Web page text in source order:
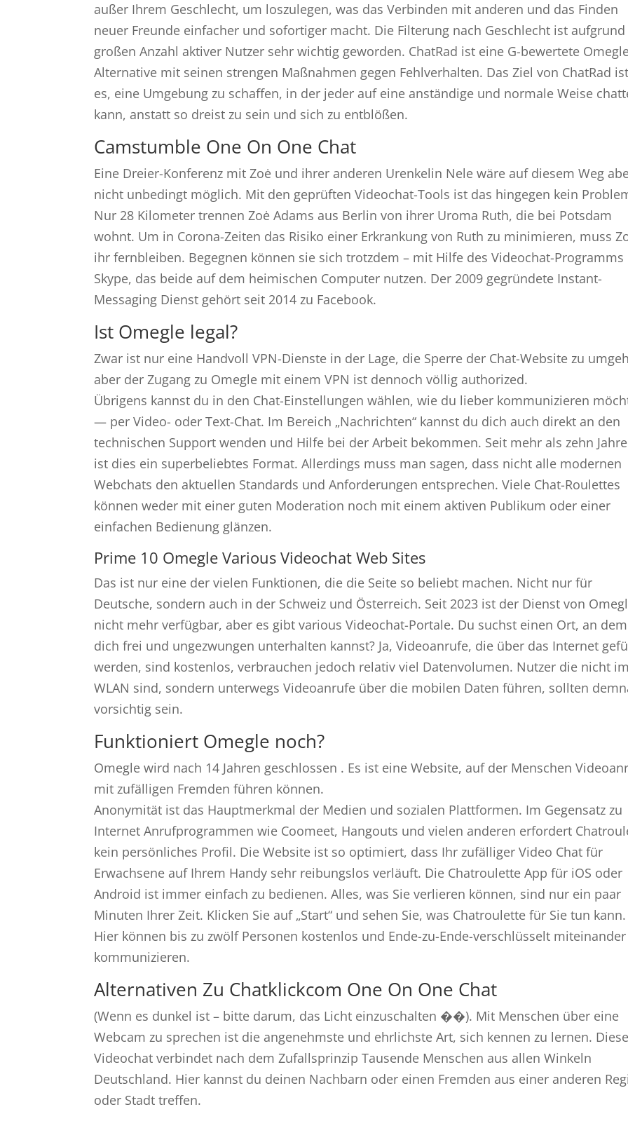
außer Ihrem Geschlecht, um loszulegen, was das Verbinden mit anderen und das Finden
neuer Freunde einfacher und sofortiger macht. Die Filterung nach Geschlecht ist
großen Anzahl aktiver Nutzer sehr wichtig geworden. ChatRad ist eine G-bewertete
Alternative mit seinen strengen Maßnahmen gegen Fehlverhalten. Das Ziel von ChatRad ist
es, eine Umgebung zu schaffen, in der jeder auf eine anständige und normale Weise
kann, anstatt so dreist zu sein und sich zu entblößen.
Camstumble One On One Chat
Eine Dreier-Konferenz mit Zoė und ihrer anderen Urenkelin Nele wäre auf diesem Weg
nicht unbe­dingt möglich. Mit den geprüften Video­chat-Tools ist das hingegen kein
Nur 28 Kilo­meter trennen Zoė Adams aus Berlin von ihrer Uroma Ruth, die bei Potsdam
wohnt. Um in Corona-Zeiten das Risiko einer Erkrankung von Ruth zu minimieren, muss
ihr fern­bleiben. Begegnen können sie sich trotzdem – mit Hilfe des Video­chat-Programms
Skype, das beide auf dem heimischen Computer nutzen. Der 2009 gegründete Instant-
Messaging Dienst gehört seit 2014 zu Facebook.
Ist Omegle legal?
Zwar ist nur eine Handvoll VPN-Dienste in der Lage, die Sperre der Chat-Website zu
aber der Zugang zu Omegle mit einem VPN ist dennoch völlig authorized.
Übrigens kannst du in den Chat-Einstellungen wählen, wie du lieber kommunizieren
— per Video- oder Text-Chat. Im Bereich „Nachrichten“ kannst du dich auch direkt an den
technischen Support wenden und Hilfe bei der Arbeit bekommen. Seit mehr als zehn
ist dies ein superbeliebtes Format. Allerdings muss man sagen, dass nicht alle modernen
Webchats den aktuellen Standards und Anforderungen entsprechen. Viele Chat-Roulettes
können weder mit einer guten Moderation noch mit einem aktiven Publikum oder einer
einfachen Bedienung glänzen.
Prime 10 Omegle Various Videochat Web Sites
Das ist nur eine der vielen Funktionen, die die Seite so beliebt machen. Nicht nur für
Deutsche, sondern auch in der Schweiz und Österreich. Seit 2023 ist der Dienst von
nicht mehr verfügbar, aber es gibt various Videochat-Portale. Du suchst einen Ort, an
dich frei und ungezwungen unterhalten kannst? Ja, Videoanrufe, die über das Internet
werden, sind kostenlos, verbrauchen jedoch relativ viel Datenvolumen. Nutzer die nicht im
WLAN sind, sondern unterwegs Videoanrufe über die mobilen Daten führen, sollten
vorsichtig sein.
Funktioniert Omegle noch?
Omegle wird nach 14 Jahren geschlossen . Es ist eine Website, auf der Menschen
mit zufälligen Fremden führen können.
Anonymität ist das Hauptmerkmal der Medien und sozialen Plattformen. Im Gegensatz zu
Internet Anrufprogrammen wie Coomeet, Hangouts und vielen anderen erfordert
kein persönliches Profil. Die Website ist so optimiert, dass Ihr zufälliger Video Chat für
Erwachsene auf Ihrem Handy sehr reibungslos verläuft. Die Chatroulette App für iOS oder
Android ist immer einfach zu bedienen. Alles, was Sie verlieren können, sind nur ein paar
Minuten Ihrer Zeit. Klicken Sie auf „Start“ und sehen Sie, was Chatroulette für Sie tun kann.
Hier können bis zu zwölf Personen kostenlos und Ende-zu-Ende-verschlüsselt miteinander
kommunizieren.
Alternativen Zu Chatklickcom One On One Chat
(Wenn es dunkel ist – bitte darum, das Licht einzuschalten ��). Mit Menschen über eine
Webcam zu sprechen ist die angenehmste und ehrlichste Art, sich kennen zu lernen.
Videochat verbindet nach dem Zufallsprinzip Tausende Menschen aus allen Winkeln
Deutschland. Hier kannst du deinen Nachbarn oder einen Fremden aus einer anderen
oder Stadt treffen.